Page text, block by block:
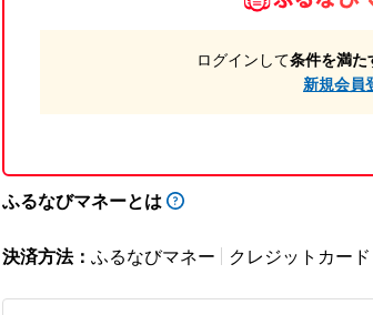
ログインして条件を満た
新規会員
ふるなびマネーとは
決済方法： ふるなびマネー クレジットカード